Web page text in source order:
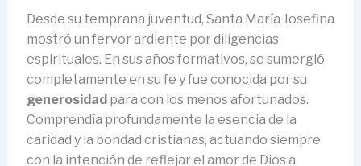
Desde su temprana juventud, Santa María Josefina
mostró un fervor ardiente por diligencias
espirituales. En sus años formativos, se sumergió
completamente en su fe y fue conocida por su
generosidadpara con los menos afortunados.
Comprendía profundamente la esencia de la
caridad y la bondad cristianas, actuando siempre
con la intención de reflejar el amor de Dios a